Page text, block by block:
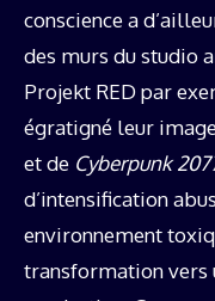
conscience a
des murs du studio
Projekt RED par
égratigné leur
et de Cyberpunk
d’intensification
environnement
transformation vers